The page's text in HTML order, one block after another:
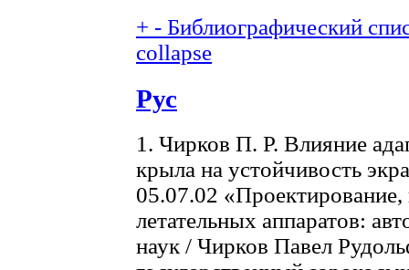
+ - Библиографический
collapse
Рус
1. Чирков П. Р. Влияние
крыла на устойчивость
05.07.02 «Проектирование,
летательных аппаратов:
наук / Чирков Павел